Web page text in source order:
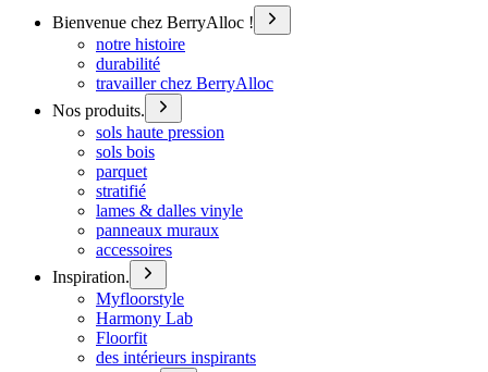
Bienvenue chez BerryAlloc !
notre histoire
durabilité
travailler chez BerryAlloc
Nos produits.
sols haute pression
sols bois
parquet
stratifié
lames & dalles vinyle
panneaux muraux
accessoires
Inspiration.
Myfloorstyle
Harmony Lab
Floorfit
des intérieurs inspirants